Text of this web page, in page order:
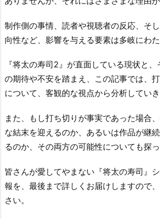
制作側の事情、読者や視聴者の反応、そ
向性など、影響を与える要素は多岐にわた
『将太の寿司2』が直面している現状と
の期待や不安を踏まえ、この記事では、
について、客観的な視点から分析していき
また、もし打ち切りが事実であった場合
な結末を迎えるのか、あるいは作品が継
るのか、その両方の可能性についても探っ
皆さんが愛してやまない『将太の寿司』
報を、最後まで詳しくお届けしますので
さい。